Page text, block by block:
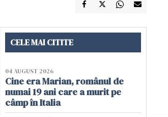
CELE MAI CITITE
04 AUGUST 2026
Cine era Marian, românul de
numai 19 ani care a murit pe
câmp în Italia